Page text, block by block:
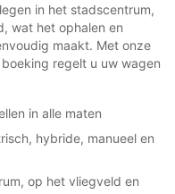
in het stadscentrum,
wat het ophalen en
maakt. Met onze
regelt u uw wagen
in alle maten
hybride, manueel en
op het vliegveld en